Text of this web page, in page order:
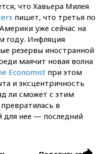
что Хавьера Милея
пишет, что третья по
уже сейчас на
году. Инфляция
резервы иностранной
маячит новая волна
Economist при этом
и эксцентричность
ли сможет с этим
в
для нее — последний